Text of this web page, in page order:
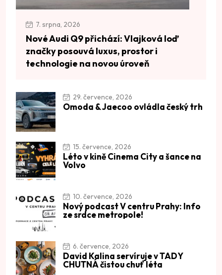
7. srpna, 2026
Nové Audi Q9 přichází: Vlajková loď
značky posouvá luxus, prostor i
technologie na novou úroveň
29. července, 2026
Omoda & Jaecoo ovládla český trh
15. července, 2026
Léto v kině Cinema City a šance na
Volvo
10. července, 2026
Nový podcast V centru Prahy: Info
ze srdce metropole!
6. července, 2026
David Kalina servíruje v TADY
CHUTNÁ čistou chuť léta